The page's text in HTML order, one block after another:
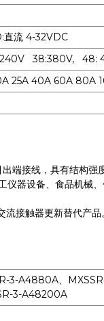
4-32VDC
38:380V, 48:
60A 80A
端接线，具有结构
器设备、食品机械
接触器更新替代产品。
3-A4880A、
3-A48200A